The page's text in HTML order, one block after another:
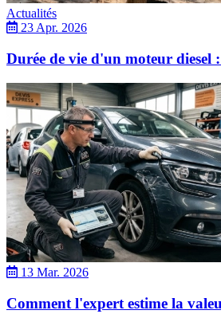
Actualités
23 Apr. 2026
Durée de vie d'un moteur diesel
13 Mar. 2026
Comment l'expert estime la